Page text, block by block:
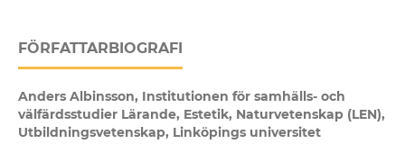
FÖRFATTARBIOGRAFI
Anders Albinsson, Institutionen för samhälls- och
välfärdsstudier Lärande, Estetik, Naturvetenskap (LEN),
Utbildningsvetenskap, Linköpings universitet